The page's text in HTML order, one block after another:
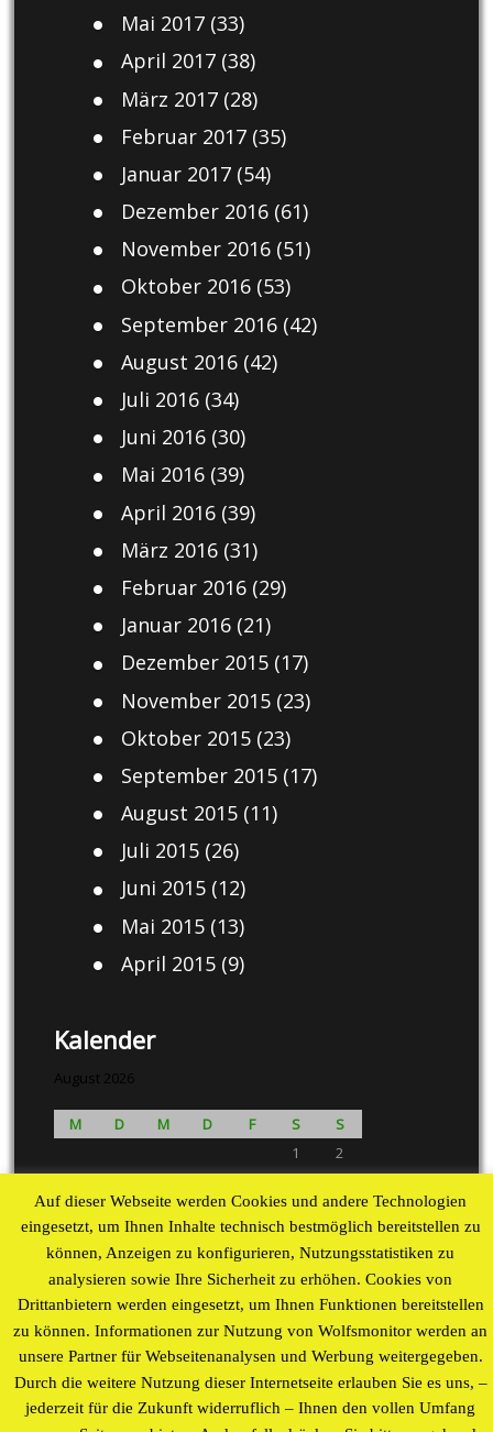
Mai 2017(33)
April 2017(38)
März 2017(28)
Februar 2017(35)
Januar 2017(54)
Dezember 2016(61)
November 2016(51)
Oktober 2016(53)
September 2016(42)
August 2016(42)
Juli 2016(34)
Juni 2016(30)
Mai 2016(39)
April 2016(39)
März 2016(31)
Februar 2016(29)
Januar 2016(21)
Dezember 2015(17)
November 2015(23)
Oktober 2015(23)
September 2015(17)
August 2015(11)
Juli 2015(26)
Juni 2015(12)
Mai 2015(13)
April 2015(9)
Kalender
August 2026
M D M D F S
S
1
2
10
11 12 13 14 15
16
17
18 19 20 21 22
23
29
31
Proudly powered by WordPress theme by WP Blogs
Auf dieser Webseite werden Cookies und andere Technologien
eingesetzt, um Ihnen Inhalte technisch bestmöglich bereitstellen zu
können, Anzeigen zu konfigurieren, Nutzungsstatistiken zu
analysieren sowie Ihre Sicherheit zu erhöhen. Cookies von
Drittanbietern werden eingesetzt, um Ihnen Funktionen bereitstellen
zu können. Informationen zur Nutzung von Wolfsmonitor werden an
unsere Partner für Webseitenanalysen und Werbung weitergegeben.
Durch die weitere Nutzung dieser Internetseite erlauben Sie es uns, –
jederzeit für die Zukunft widerruflich – Ihnen den vollen Umfang